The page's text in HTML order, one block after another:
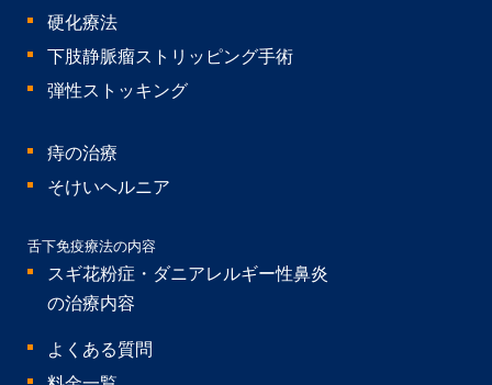
硬化療法
下肢静脈瘤ストリッピング手術
弾性ストッキング
痔の治療
そけいヘルニア
舌下免疫療法の内容
スギ花粉症・ダニアレルギー性鼻炎
の治療内容
よくある質問